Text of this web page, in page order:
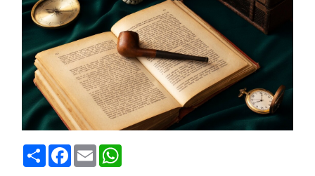
CondividiFacebook
Email